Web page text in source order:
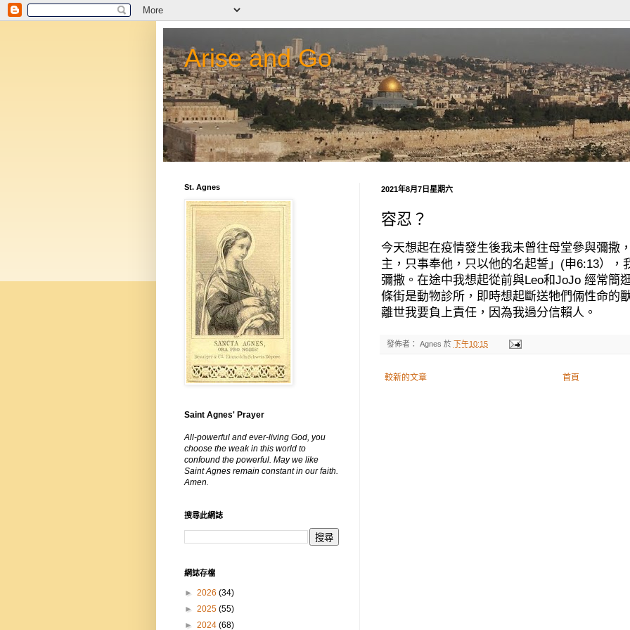
Arise and Go
2021年8月7日星期六
容忍？
今天想起在疫情發生後我未曾往母堂參與彌撒
主，只事奉他，只以他的名起誓」 (申6:13），
彌撒。在途中我想起從前與Leo和JoJo 經常簡
條街是動物診所，即時想起斷送牠們倆性命的
離世我要負上責任，因為我過分信賴人。
發佈者： Agnes 於 下午10:15
較新的文章 首頁
St. Agnes
Saint Agnes' Prayer
All-powerful and ever-living God, you
choose the weak in this world to
confound the powerful. May we like
Saint Agnes remain constant in our faith.
Amen.
搜尋此網誌
網誌存檔
► 2026 (34)
► 2025 (55)
► 2024 (68)